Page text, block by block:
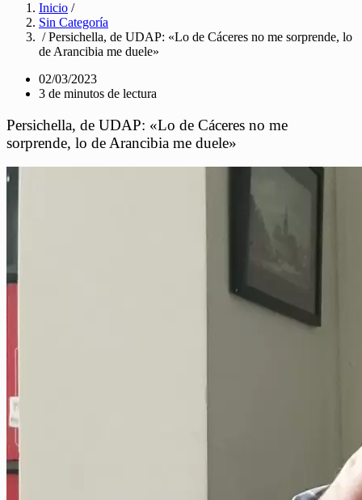
Inicio /
Sin Categoría
/ Persichella, de UDAP: «Lo de Cáceres no me sorprende, lo
de Arancibia me duele»
02/03/2023
3 de minutos de lectura
Persichella, de UDAP: «Lo de Cáceres no me
sorprende, lo de Arancibia me duele»